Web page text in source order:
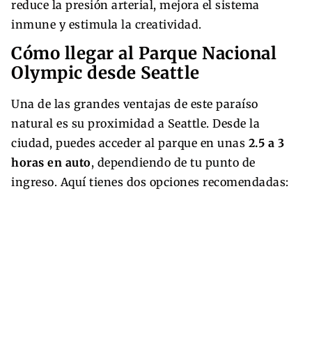
reduce la presión arterial, mejora el sistema
inmune y estimula la creatividad.
Cómo llegar al Parque Nacional
Olympic desde Seattle
Una de las grandes ventajas de este paraíso
natural es su proximidad a Seattle. Desde la
ciudad, puedes acceder al parque en unas 2.5 a 3
horas en auto, dependiendo de tu punto de
ingreso. Aquí tienes dos opciones recomendadas: